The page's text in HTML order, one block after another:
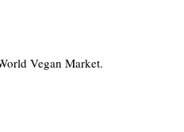
Vegan Market.